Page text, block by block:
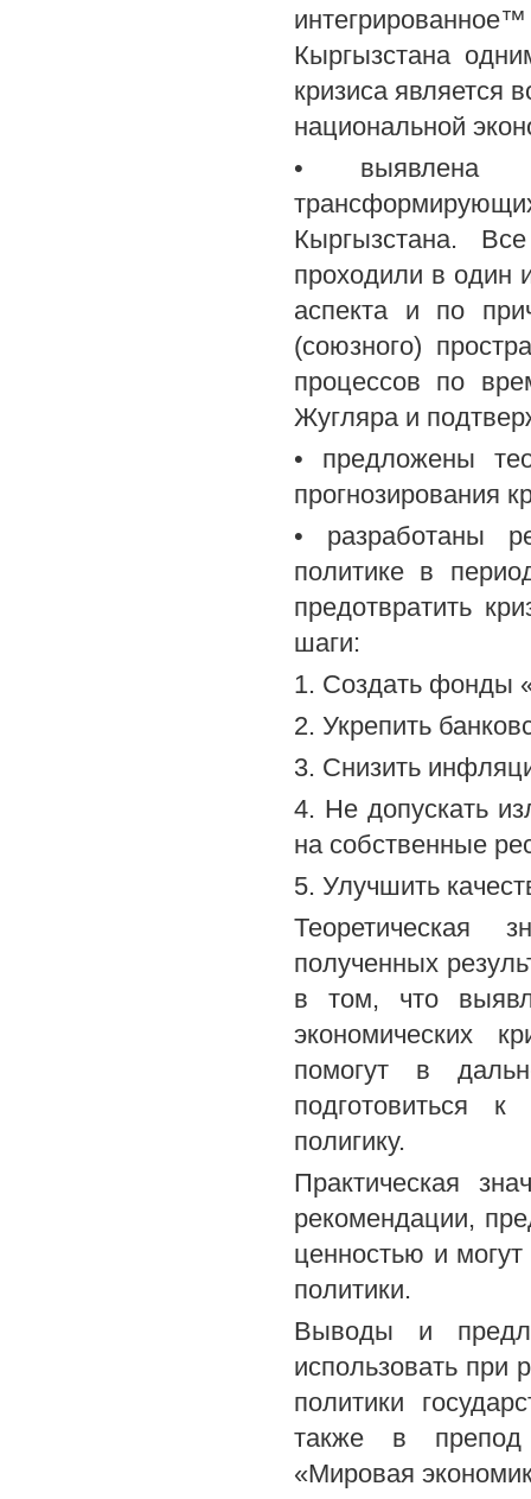
Кыргызстана
кризиса является
национальной
• выявлена
Кыргызстана.
проходили в один
аспекта и по
(союзного)
процессов по
Жугляра и
• предложены
прогнозирования
• разработаны
политике в
предотвратить
шаги:
1. Создать фонды
2. Укрепить
3. Снизить
4. Не допускать
на собственные
5. Улучшить
Теоретическая
полученных
в том, что
экономических
помогут в
подготовиться
полигику.
Практическая
рекомендации,
ценностью и
политики.
Выводы и
использовать при
политики
также в препод
«Мировая